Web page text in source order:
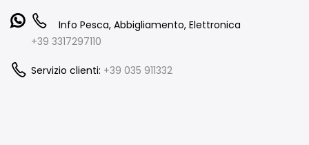
Info Pesca, Abbigliamento, Elettronica
+39 3317297110
Servizio clienti: +39 035 911332